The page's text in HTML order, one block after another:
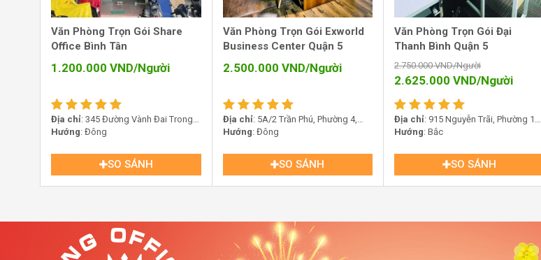
Văn phòng Share Office Bình Tân
I. Vị trí tòa nhà văn phòng Share Office –345 Đường Vành Đai Trong, phường
Văn Phòng Trọn Gói Share
Office Bình Tân
1.200.000 VND/Người
Địa chỉ: 345 Đường Vành Đai Trong,
Phường An Lạc, Bình Tân
Hướng : Đông
SO SÁNH
Văn Phòng Trọn Gói Exworld
Business Center Quận 5
2.500.000 VND/Người
Địa chỉ: 5A/2 Trần Phú, Phường 4,
Quận 5, TP. Hồ Chí Minh
Hướng : Đông
SO SÁNH
Văn Phòng Trọn Gói Đại
Thanh Bình Quận 5
2.750.000VND/Người
2.625.000 VND/Người
Địa chỉ: 915 Nguyễn Trãi, Phường 14,
Quận 5, TP. Hồ Chí Minh
Hướng : Bắc
SO SÁNH